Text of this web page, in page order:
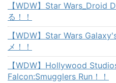
【WDW】Star Wars_Droid
る！！
【WDW】Star Wars
メ！！
【WDW】Hollywood
Falcon:Smugglers Run！！